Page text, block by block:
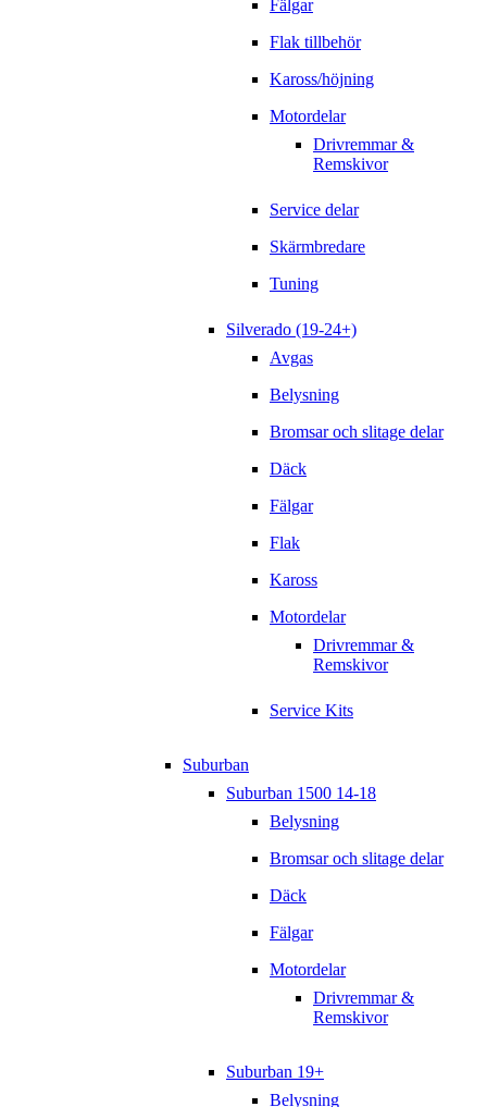
Fälgar
Flak tillbehör
Kaross/höjning
Motordelar
Drivremmar &
Remskivor
Service delar
Skärmbredare
Tuning
Silverado (19-24+)
Avgas
Belysning
Bromsar och slitage delar
Däck
Fälgar
Flak
Kaross
Motordelar
Drivremmar &
Remskivor
Service Kits
Suburban
Suburban 1500 14-18
Belysning
Bromsar och slitage delar
Däck
Fälgar
Motordelar
Drivremmar &
Remskivor
Suburban 19+
Belysning